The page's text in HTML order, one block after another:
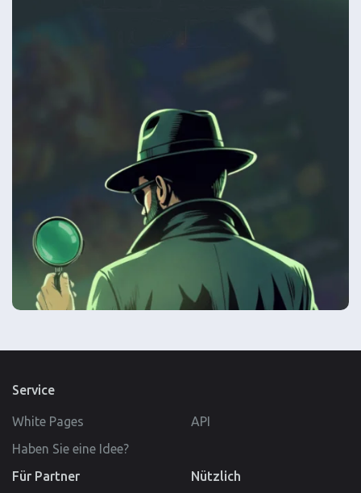
Service
White Pages
API
Haben Sie eine Idee?
Für Partner
Nützlich